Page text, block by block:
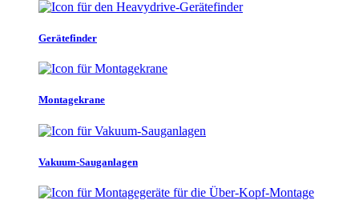
Gerätefinder
Montagekrane
Vakuum-Sauganlagen